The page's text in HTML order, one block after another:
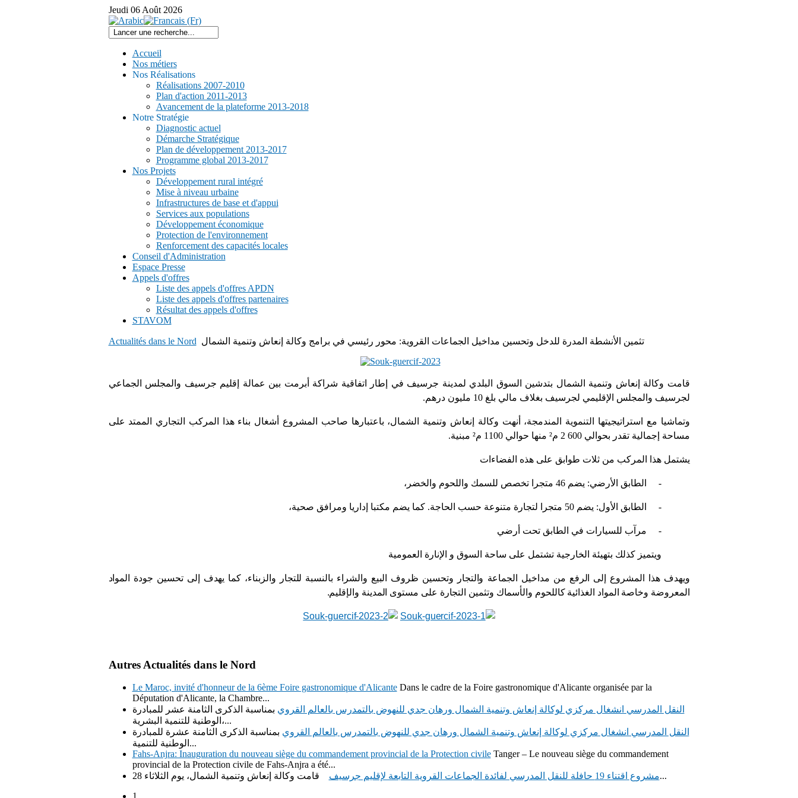
Jeudi 06 Août 2026
Accueil
Nos métiers
Nos Réalisations
Réalisations 2007-2010
Plan d'action 2011-2013
Avancement de la plateforme 2013-2018
Notre Stratégie
Diagnostic actuel
Démarche Stratégique
Plan de développement 2013-2017
Programme global 2013-2017
Nos Projets
Développement rural intégré
Mise à niveau urbaine
Infrastructures de base et d'appui
Services aux populations
Développement économique
Protection de l'environnement
Renforcement des capacités locales
Conseil d'Administration
Espace Presse
Appels d'offres
Liste des appels d'offres APDN
Liste des appels d'offres partenaires
Résultat des appels d'offres
STAVOM
Actualités dans le Nord تثمين الأنشطة المدرة للدخل وتحسين مداخيل الجماعات القروية: محور رئيسي في برامج وكالة إنعاش وتنمية الشمال
قامت وكالة إنعاش وتنمية الشمال بتدشين السوق البلدي لمدينة جرسيف في إطار اتفاقية شراكة أبرمت بين عمالة إقليم جرسيف والمجلس الجماعي
لجرسيف والمجلس الإقليمي لجرسيف بغلاف مالي بلغ 10 مليون درهم.
وتماشيا مع استراتيجيتها التنموية المندمجة، أنهت وكالة إنعاش وتنمية الشمال، باعتبارها صاحب المشروع أشغال بناء هذا المركب التجاري الممتد على
مساحة إجمالية تقدر بحوالي2 600 م² منها حوالي 1100 م ² مبنية.
يشتمل هذا المركب من ثلات طوابق على هذه الفضاءات
- الطابق الأرضي: يضم 46 متجرا تخصص للسمك واللحوم والخضر،
- الطابق الأول: يضم 50 متجرا لتجارة متنوعة حسب الحاجة. كما يضم مكتبا إداريا ومرافق صحية،
- مرآب للسيارات في الطابق تحت أرضي
ويتميز كذلك بتهيئة الخارجية تشتمل على ساحة السوق و الإنارة العمومية
ويهدف هذا المشروع إلى الرفع من مداخيل الجماعة والتجار وتحسين ظروف البيع والشراء بالنسبة للتجار والزبناء، كما يهدف إلى تحسين جودة المو اد
المعروضة وخاصة المواد الغذائية كاللحوم والأسماك وتثمين التجارة على مستوى المدينة والإقليم.
Autres Actualités dans le Nord
Le Maroc, invité d'honneur de la 6ème Foire gastronomique d'AlicanteDans le cadre de la Foire gastronomique d'Alicante organisée par la
Députation d'Alicante, la Chambre...
النقل المدرسي انشغال مركزي لوكالة إنعاش وتنمية الشمال ورهان جدي للنهوض بالتمدرس بالعالم القروي بمناسبة الذكرى الثامنة عشر للمبادرة
الوطنية للتنمية البشرية،...
النقل المدرسي انشغال مركزي لوكالة إنعاش وتنمية الشمال ورهان جدي للنهوض بالتمدرس بالعالم القروي بمناسبة الذكرى الثامنة عشرة للمبادرة
الوطنية للتنمية...
Fahs-Anjra: Inauguration du nouveau siège du commandement provincial de la Protection civileTanger – Le nouveau siège du commandement
provincial de la Protection civile de Fahs-Anjra a été...
مشروع اقتناء 19 حافلة للنقل المدرسي لفائدة الجماعات القروية التابعة لإقليم جرسيفقامت وكالة إنعاش وتنمية الشمال، يوم الثلاثاء 28...